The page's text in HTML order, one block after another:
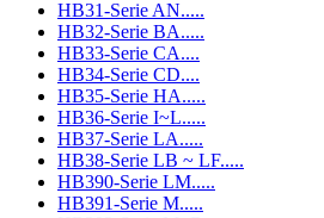
HB31-Serie AN.....
HB32-Serie BA.....
HB33-Serie CA....
HB34-Serie CD....
HB35-Serie HA.....
HB36-Serie I~L.....
HB37-Serie LA.....
HB38-Serie LB ~ LF.....
HB390-Serie LM.....
HB391-Serie M.....